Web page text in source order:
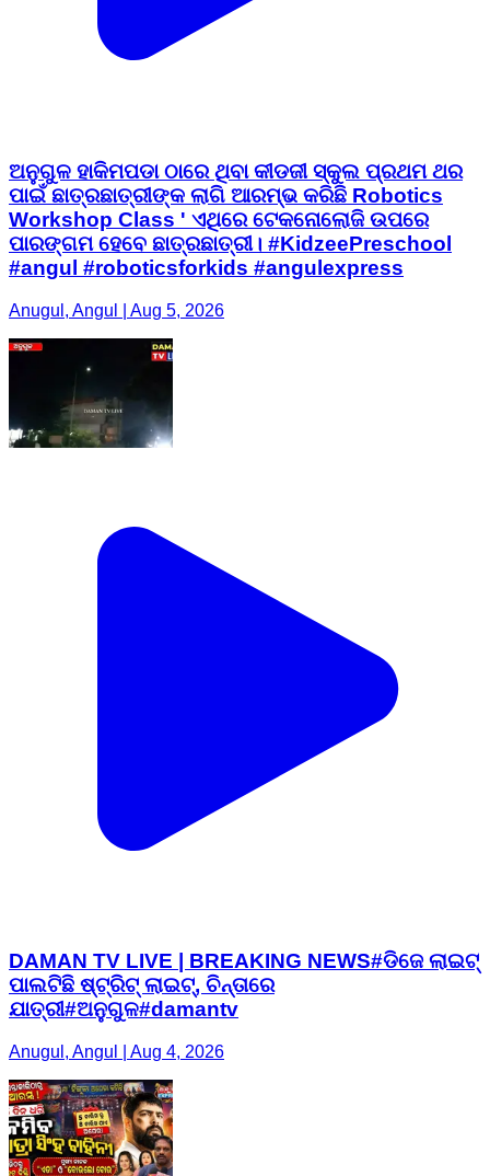
ଅନୁଗୁଳ ହାକିମପଡା ଠାରେ ଥିବା କୀଡଜୀ ସ୍କୁଲ ପ୍ରଥମ ଥର
ପାଇଁ ଛାତ୍ରଛାତ୍ରୀଙ୍କ ଲାଗି ଆରମ୍ଭ କରିଛି Robotics
Workshop Class ' ଏଥିରେ ଟେକନୋଲୋଜି ଉପରେ
ପାରଙ୍ଗମ ହେବେ ଛାତ୍ରଛାତ୍ରୀ। #KidzeePreschool
#angul #roboticsforkids #angulexpress
Anugul, Angul | Aug 5, 2026
DAMAN TV LIVE | BREAKING NEWS#ଡିଜେ ଲାଇଟ୍
ପାଲଟିଛି ଷ୍ଟ୍ରିଟ୍ ଲାଇଟ୍, ଚିନ୍ତାରେ
ଯାତ୍ରୀ#ଅନୁଗୁଳ#damantv
Anugul, Angul | Aug 4, 2026